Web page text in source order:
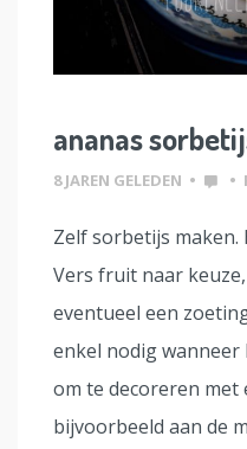
ananas
8 JAREN GELEDEN • •
Zelf sorbetijs maken.
Vers fruit naar
eventueel een
enkel nodig
om te decoreren met
bijvoorbeeld aan de